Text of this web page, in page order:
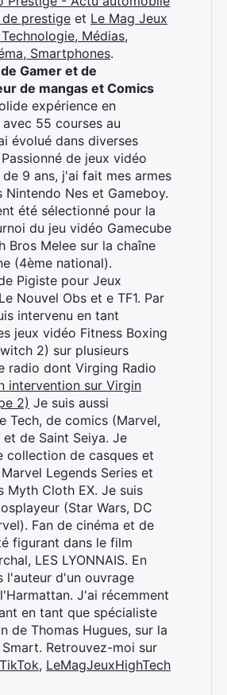
prestige et Le Mag Jeux
Médias,
Smartphones.
Gamer et de
de mangas et Comics
expérience en
55 courses au
évolué dans diverses
de jeux vidéo
9 ans, j'ai fait mes armes
Nintendo Nes et Gameboy.
été sélectionné pour la
du jeu vidéo Gamecube
Bros Melee sur la chaîne
(4ème national).
Pigiste pour Jeux
Nouvel Obs et e TF1. Par
intervenu en tant
jeux vidéo Fitness Boxing
2) sur plusieurs
radio dont Virging Radio
intervention sur Virgin
2) Je suis aussi
Tech, de comics (Marvel,
de Saint Seiya. Je
collection de casques et
Legends Series et
Myth Cloth EX. Je suis
(Star Wars, DC
Fan de cinéma et de
figurant dans le film
LES LYONNAIS. En
l'auteur d'un ouvrage
J'ai récemment
en tant que spécialiste
de Thomas Hugues, sur la
Retrouvez-moi sur
TikTok, LeMagJeuxHighTech